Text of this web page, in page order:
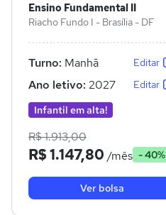
Ensino Fundamental II
Riacho Fundo I - Brasília - DF
Turno: Manhã Editar
Ano letivo: 2027
Editar
Infantil em alta!
R$ 1.913,00
R$ 1.147,80 /mês - 40%
Ver bolsa